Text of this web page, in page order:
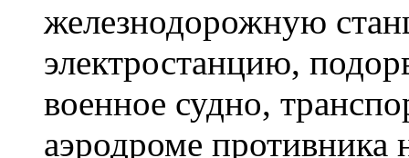
железнодорожную
электростанцию,
военное судно,
аэродроме противника